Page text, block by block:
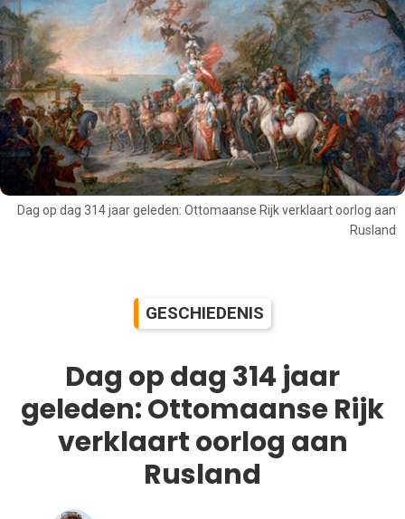
Dag op dag 314 jaar geleden: Ottomaanse Rijk verklaart oorlog aan
Rusland
GESCHIEDENIS
Dag op dag 314 jaar
geleden: Ottomaanse Rijk
verklaart oorlog aan
Rusland